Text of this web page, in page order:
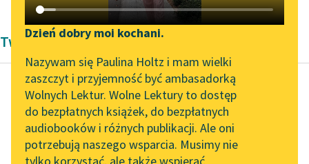
Katalog DAISY
Podkasty o książkach
Zgłoś brak utworu
Aktualności
„Prokurator Alicja Horn”
do słuchania
Byliśmy częścią AI Impact
Lab
Narzędzia
Mapa Wolnych Lektur
Leśmianator
Przewodnik dla piszących i
czytających
Dzień dobry moi kochani.
Nazywam się Paulina Holtz i mam wielki
zaszczyt i przyjemność być ambasadorką
Wolnych Lektur. Wolne Lektury to dostęp
do bezpłatnych książek, do bezpłatnych
audiobooków i różnych publikacji. Ale oni
potrzebują naszego wsparcia. Musimy nie
Twórczość Modernizm Bolesław Prus
Bolesław Prus
Zemsta